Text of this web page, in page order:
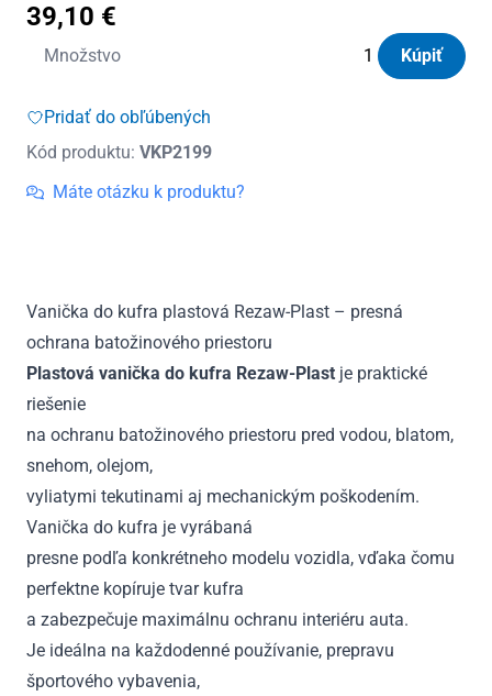
39,10 €
Množstvo
množstvo
do
plastová
Mazda
-
2008
Kúpiť
Pridať do obľúbených
Kód produktu: VKP2199
Máte otázku k produktu?
Vanička do kufra plastová Rezaw-Plast – presná
ochrana batožinového priestoru
Plastová vanička do kufra Rezaw-Plast je praktické
riešenie
na ochranu batožinového priestoru pred vodou, blatom,
snehom, olejom,
vyliatymi tekutinami aj mechanickým poškodením.
Vanička do kufra je vyrábaná
presne podľa konkrétneho modelu vozidla, vďaka čomu
perfektne kopíruje tvar kufra
a zabezpečuje maximálnu ochranu interiéru auta.
Je ideálna na každodenné používanie, prepravu
športového vybavenia,